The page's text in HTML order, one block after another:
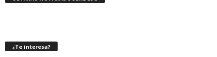
¿Te interesa?